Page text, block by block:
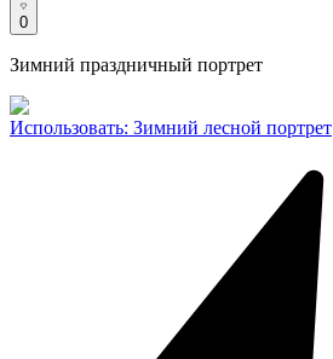
0
Зимний праздничный портрет
Использовать: Зимний лесной портрет